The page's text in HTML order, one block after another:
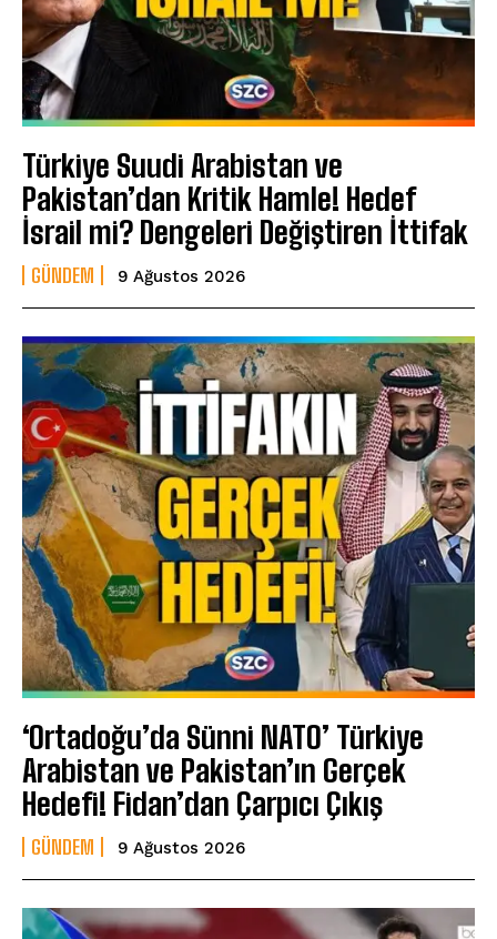
Türkiye Suudi Arabistan ve
Pakistan’dan Kritik Hamle! Hedef
İsrail mi? Dengeleri Değiştiren İttifak
GÜNDEM 9 Ağustos 2026
‘Ortadoğu’da Sünni NATO’ Türkiye
Arabistan ve Pakistan’ın Gerçek
Hedefi! Fidan’dan Çarpıcı Çıkış
GÜNDEM 9 Ağustos 2026